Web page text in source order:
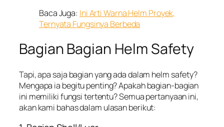
Baca Juga: Ini Arti Warna Helm Proyek,
Ternyata Fungsinya Berbeda
Bagian Bagian Helm Safety
Tapi, apa saja bagian yang ada dalam helm safety?
Mengapa ia begitu penting? Apakah bagian-bagian
ini memiliki fungsi tertentu? Semua pertanyaan ini,
akan kami bahas dalam ulasan berikut: